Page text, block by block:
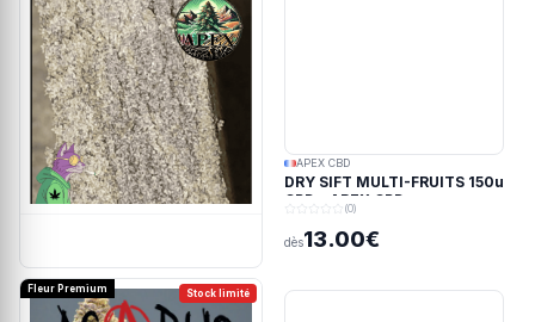
APEX CBD
DRY SIFT MULTI-FRUITS 150u
CBD - APEX CBD
(0)
dès13.00€
Stock limité
Fleur Premium